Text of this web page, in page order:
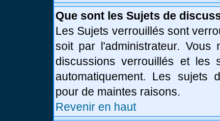
Que sont les Sujets de
Les Sujets verrouillés sont
soit par l'administrateur.
discussions verrouillés et les
automatiquement. Les sujets
pour de maintes raisons.
Revenir en haut